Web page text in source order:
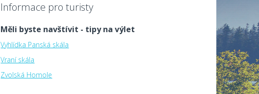
Informace pro turisty
Měli byste navštívit - tipy na výlet
Vyhlídka Panská skála
Vraní skála
Zvolská Homole